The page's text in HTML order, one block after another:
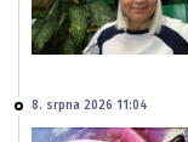
8. srpna 2026 11:04